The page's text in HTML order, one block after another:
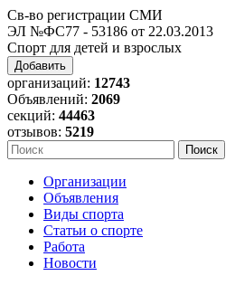
Св-во регистрации СМИ
ЭЛ №ФС77 - 53186 от 22.03.2013
Спорт для детей и взрослых
Добавить
организаций: 12743
Объявлений: 2069
секций: 44463
отзывов: 5219
Организации
Объявления
Виды спорта
Статьи о спорте
Работа
Новости